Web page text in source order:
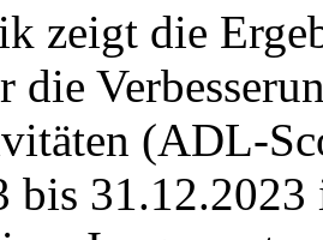
zeigt die
die
(ADL-
bis